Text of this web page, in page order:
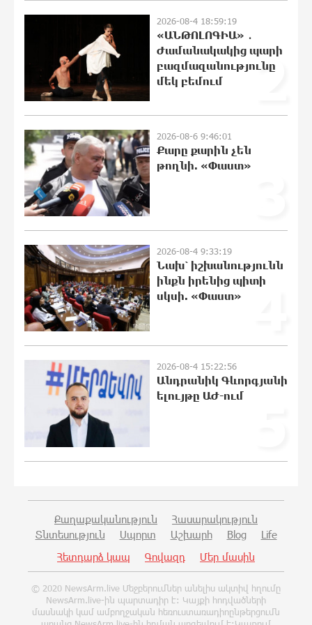
Ճապոնական Յակիշիմե կերամիկայի
ցուցահանդեսը երկարաձգվել է մինչև
օգոստոսի 30-ը
20:14:36 8-08-2026
Որոնվում է նախաձեռնված քրեական
Փաշինյանն ու Թրամփը
հեռախոսազրույց են ունեցել
Չհանե´ս խաչդ, Հայաստան աշխարհ․
Ուժեղ Հայաստան
19:19:31 8-08-2026
Սիցիլիայի օդանավակայանը փակվել
է Էթնա հրաբխի ժայթքման
պատճառով
19:18:03 8-08-2026
Հետվճարի փոխարեն՝
արժանապատիվ և ֆիքսված թոշակ․
ինչու է գործող համակարգը
19:15:53 8-08-2026
Երևանի Կենտրոնում փոշու
պարունակությունը գրեթե ամբողջ
շաբաթ գերազանցել է թույլատրելի
18:59:05 8-08-2026
2
2026-08-4 18:59:19
«ԱՆԹՈԼՈԳԻԱ» ․
Ժամանակակից պարի
բազմազանությունը
մեկ բեմում
2026-08-6 9:46:01
Քարը քարին չեն
թողնի. «Փաստ»
4
2026-08-4 9:33:19
Նախ՝ իշխանությունն
ինքն իրենից պիտի
սկսի. «Փաստ»
2026-08-4 15:22:56
Անդրանիկ Գևորգյանի
ելույթը ԱԺ-ում
Քաղաքականություն
Հասարակություն
Տնտեսություն
Սպորտ Աշխարհ Blog
Life
Հետդարձ կապ
Գովազդ Մեր մասին
© 2020 NewsArm.live Մեջբերումներ անելիս ակտիվ հղումը
NewsArm.live-ին պարտադիր է: Կայքի հոդվածների
մասնակի կամ ամբողջական հեռուստառադիոընթերցումն